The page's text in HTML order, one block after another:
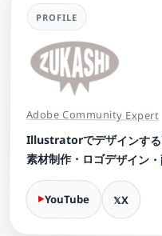
PROFILE
Adobe Community Expert
Illustratorでデザインする
素材制作・ロゴデザイン
YouTube X